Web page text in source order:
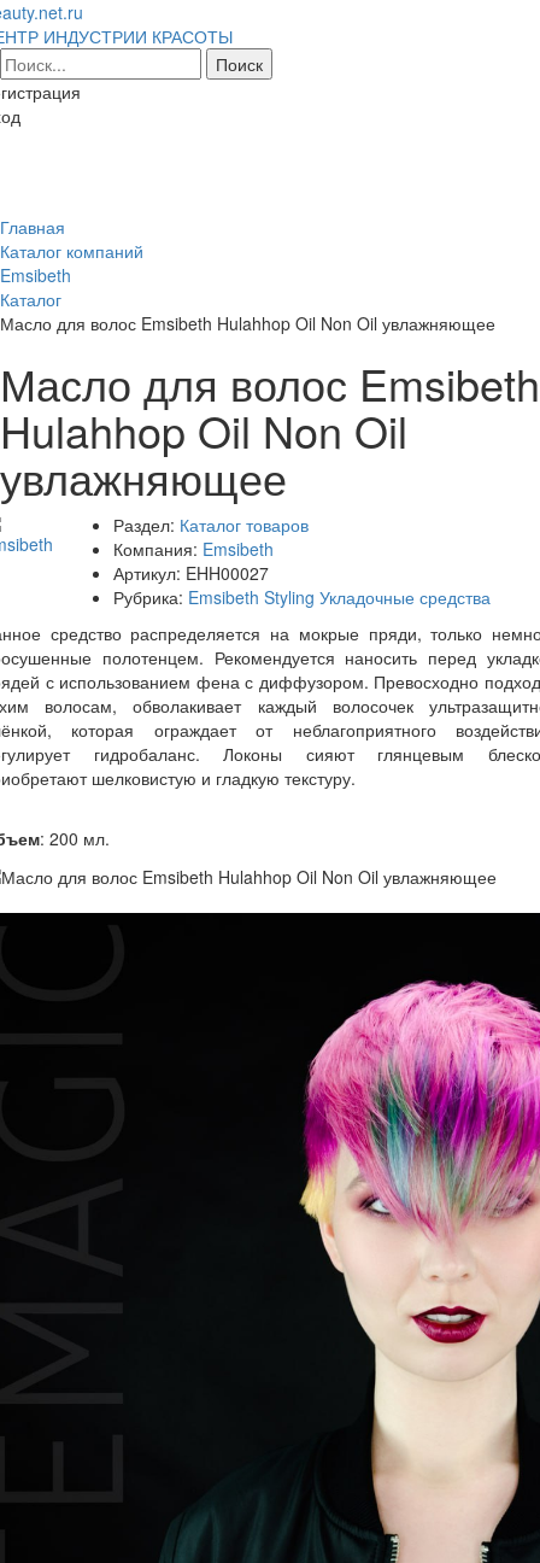
ИНДУСТРИИ КРАСОТЫ
Главная
Каталог компаний
Emsibeth
Каталог
Масло для волос Emsibeth Hulahhop Oil Non Oil увлажняющее
Масло для волос Emsibeth
Hulahhop Oil Non Oil
увлажняющее
Раздел: Каталог товаров
Компания: Emsibeth
Артикул: EHH00027
Рубрика: Emsibeth Styling Укладочные средства
средство распределяется на мокрые пряди, только
полотенцем. Рекомендуется наносить перед
с использованием фена с диффузором. Превосходно
волосам, обволакивает каждый волосочек
которая ограждает от неблагоприятного
гидробаланс. Локоны сияют глянцевым
шелковистую и гладкую текстуру.
: 200 мл.